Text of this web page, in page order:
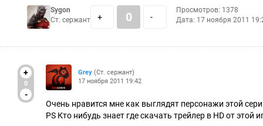
Sygon
Ст. сержант
+ 0 -
Просмотров: 1378
Дата: 17 ноября 2011
+
0
-
Grey (Ст. сержант)
17 ноября 2011 19:42
Очень нравится мне как выглядят персонажи этой
PS Кто нибудь знает где скачать трейлер в HD от этой